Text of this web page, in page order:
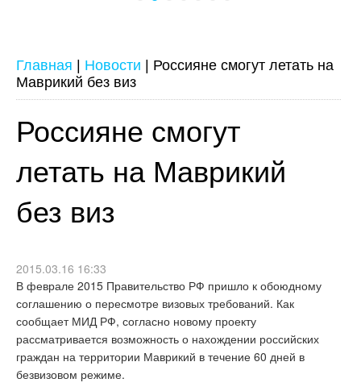
Главная Новости
Россияне смогут летать на
Маврикий без виз
Россияне смогут
летать на Маврикий
без виз
2015.03.16 16:33
В феврале 2015 Правительство РФ пришло к обоюдному
соглашению о пересмотре визовых требований. Как
сообщает МИД РФ, согласно новому проекту
рассматривается возможность о нахождении российских
граждан на территории Маврикий в течение 60 дней в
безвизовом режиме.